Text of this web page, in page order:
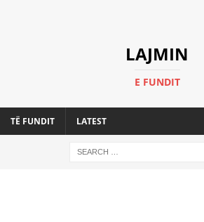
LAJMIN
E FUNDIT
TË FUNDIT LATEST